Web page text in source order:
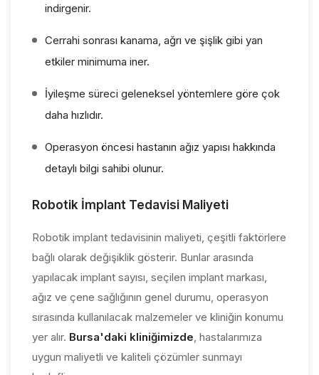
indirgenir.
Cerrahi sonrası kanama, ağrı ve şişlik gibi yan
etkiler minimuma iner.
İyileşme süreci geleneksel yöntemlere göre çok
daha hızlıdır.
Operasyon öncesi hastanın ağız yapısı hakkında
detaylı bilgi sahibi olunur.
Robotik İmplant Tedavisi Maliyeti
Robotik implant tedavisinin maliyeti, çeşitli faktörlere
bağlı olarak değişiklik gösterir. Bunlar arasında
yapılacak implant sayısı, seçilen implant markası,
ağız ve çene sağlığının genel durumu, operasyon
sırasında kullanılacak malzemeler ve kliniğin konumu
yer alır. Bursa'daki kliniğimizde , hastalarımıza
uygun maliyetli ve kaliteli çözümler sunmayı